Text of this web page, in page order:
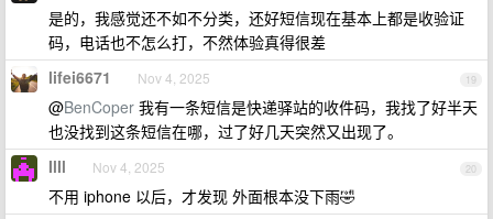
是的，我感觉还不如不分类，还好短信现在基本上都是收验证
码，电话也不怎么打，不然体验真得很差
19
lifei6671 Nov 4, 2025
@BenCoper 我有一条短信是快递驿站的收件码，我找了好半天
也没找到这条短信在哪，过了好几天突然又出现了。
20
IlIl Nov 4, 2025
不用 iphone 以后，才发现 外面根本没下雨🤣